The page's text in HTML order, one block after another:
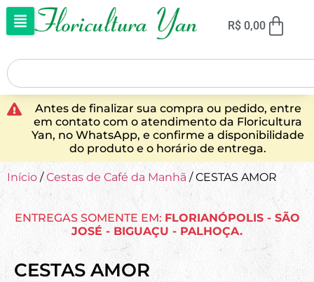
R$ 0,00
Antes de finalizar sua compra ou pedido, entre
em contato com o atendimento da Floricultura
Yan, no WhatsApp, e confirme a disponibilidade
do produto e o horário de entrega.
Início /Cestas de Café da Manhã / CESTAS AMOR
ENTREGAS SOMENTE EM: FLORIANÓPOLIS - SÃO
JOSÉ - BIGUAÇU - PALHOÇA.
CESTAS AMOR